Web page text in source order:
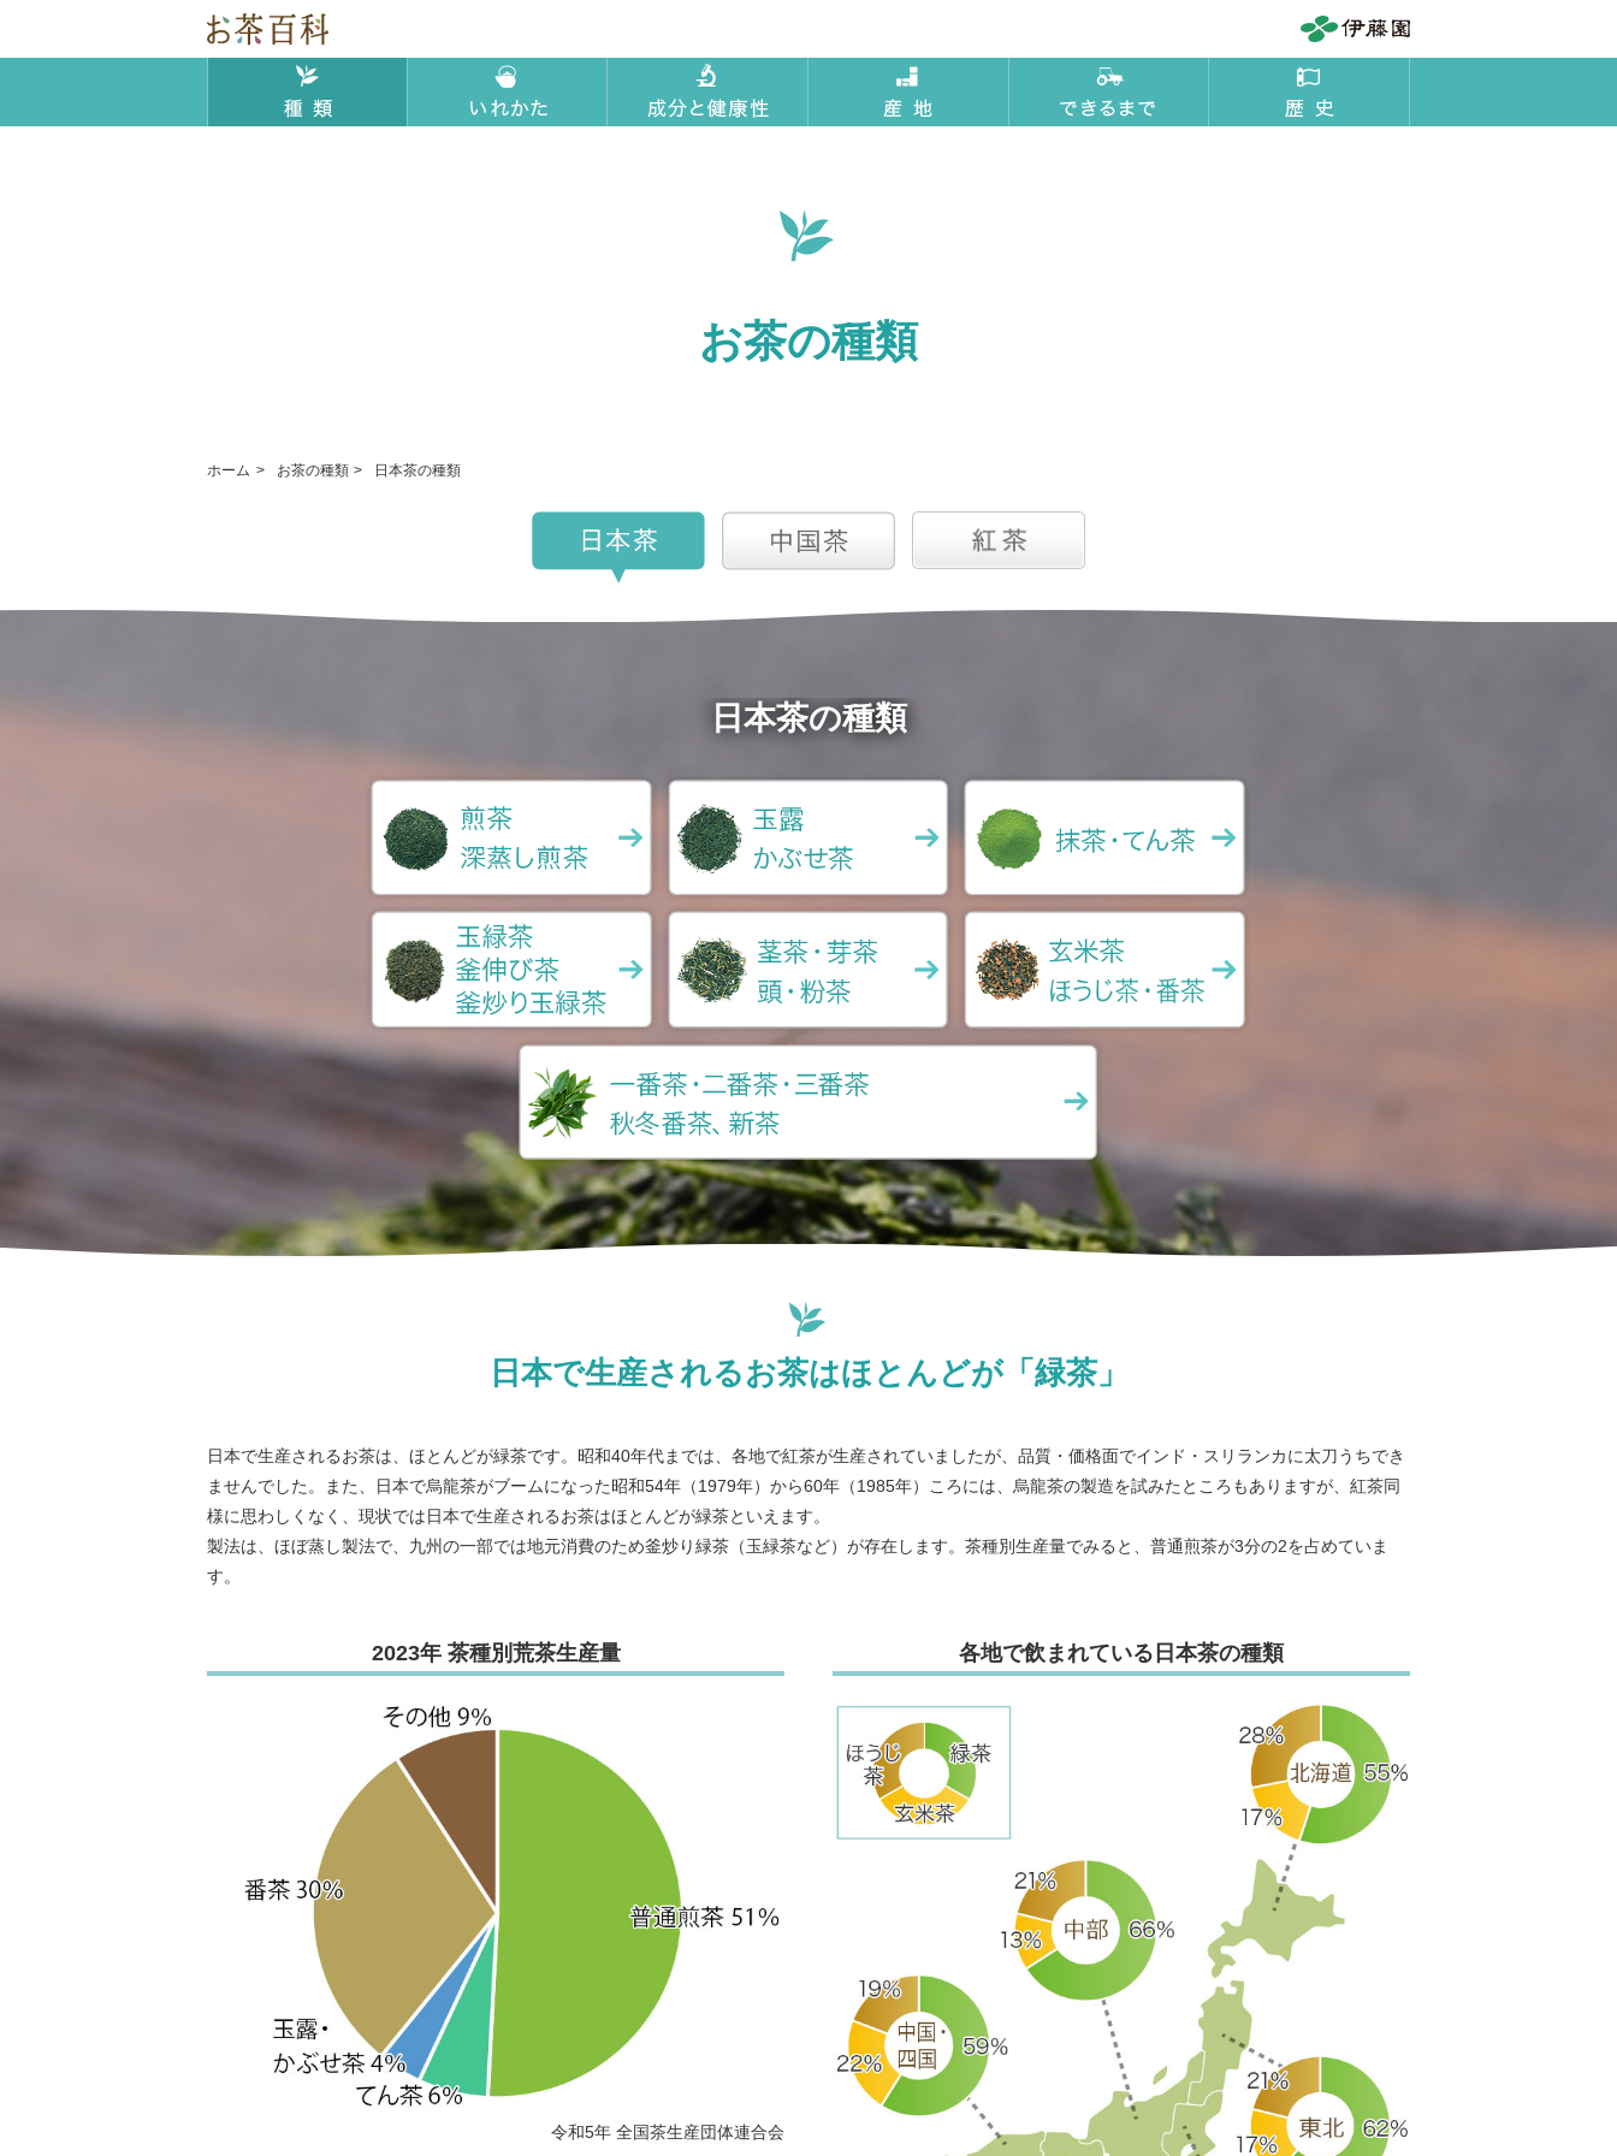
お茶の種類
ホーム お茶の種類 日本茶の種類
日本茶の種類
日本で生産されるお茶はほとんどが「緑茶」
日本で生産されるお茶は、ほとんどが緑茶です。昭和40年代までは、各地で紅茶が生産されていましたが、品質・価格面でインド・スリランカに太刀うちでき
ませんでした。また、日本で烏龍茶がブームになった昭和54年（1979年）から60年（1985年）ころには、烏龍茶の製造を試みたところもありますが、紅茶同
様に思わしくなく、現状では日本で生産されるお茶はほとんどが緑茶といえます。
製法は、ほぼ蒸し製法で、九州の一部では地元消費のため釜炒り緑茶（玉緑茶など）が存在します。茶種別生産量でみると、普通煎茶が3分の2を占めていま
す。
2023年 茶種別荒茶生産量
令和5年 全国茶生産団体連合会
各地で飲まれている日本茶の種類